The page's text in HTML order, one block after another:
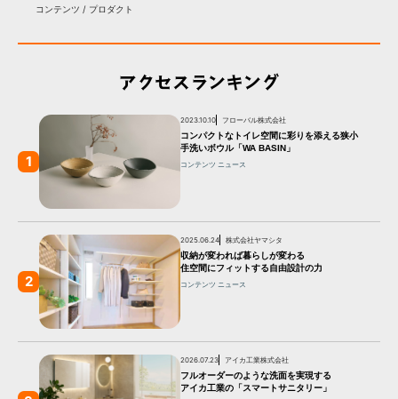
コンテンツ / プロダクト
アクセスランキング
1
2023.10.10 フローバル株式会社
コンパクトなトイレ空間に彩りを添える狭小
手洗いボウル「WA BASIN」
コンテンツ ニュース
2
2025.06.24 株式会社ヤマシタ
収納が変われば暮らしが変わる
住空間にフィットする自由設計の力
コンテンツ ニュース
2026.07.23 アイカ工業株式会社
フルオーダーのような洗面を実現する
アイカ工業の「スマートサニタリー」